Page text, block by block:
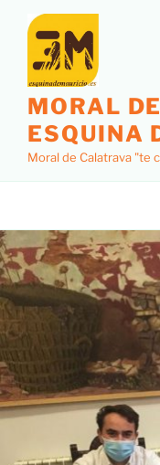
MORAL
ESQUINA
Moral de Calatrava "te